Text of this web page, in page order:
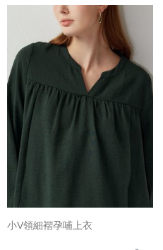
小V領細褶孕哺上衣